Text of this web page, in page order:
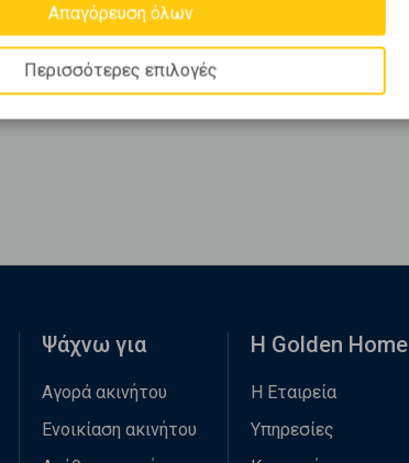
Απαγόρευση όλων
Περισσότερες επιλογές
Ψάχνω για
Αγορά ακινήτου
Ενοικίαση ακινήτου
Η Golden Home
Η Εταιρεία
Υπηρεσίες